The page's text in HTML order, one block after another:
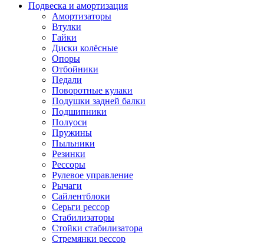
Подвеска и амортизация
Амортизаторы
Втулки
Гайки
Диски колёсные
Опоры
Отбойники
Педали
Поворотные кулаки
Подушки задней балки
Подшипники
Полуоси
Пружины
Пыльники
Резинки
Рессоры
Рулевое управление
Рычаги
Сайлентблоки
Серьги рессор
Стабилизаторы
Стойки стабилизатора
Стремянки рессор